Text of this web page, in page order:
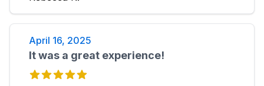
April 16, 2025
It was a great experience!